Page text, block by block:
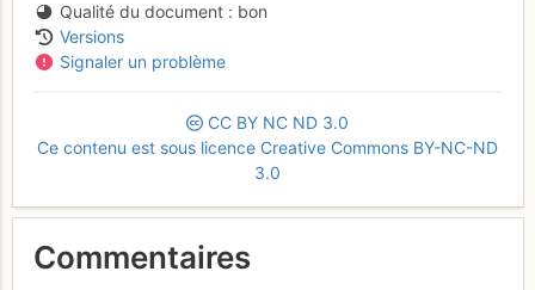
Qualité du document
bon
Versions
Signaler un problème
CC BY NC ND 3.0
Ce contenu est sous licence Creative Commons BY-NC-ND
3.0
Commentaires